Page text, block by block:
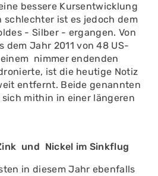
bessere Kursent­wicklung
schlechter ist es jedoch dem
- Silber - ergangen. Von
dem Jahr 2011 von 48 US­
nim­mer endenden
ist die heutige Notiz
entfernt. Beide genannten
mithin in einer längeren
und Ni­ckel im Sinkflug
in die­sem Jahr ebenfalls